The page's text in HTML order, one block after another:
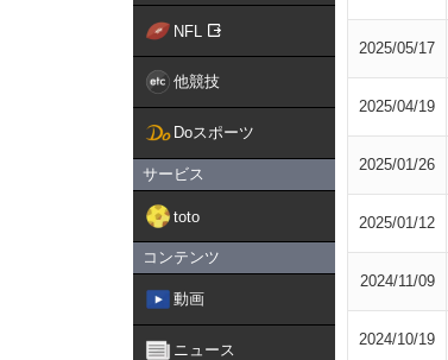
NFL
他競技
Doスポーツ
サービス
toto
コンテンツ
動画
ニュース
2025/05/17
2025/04/19
2025/01/26
2025/01/12
2024/11/09
2024/10/19